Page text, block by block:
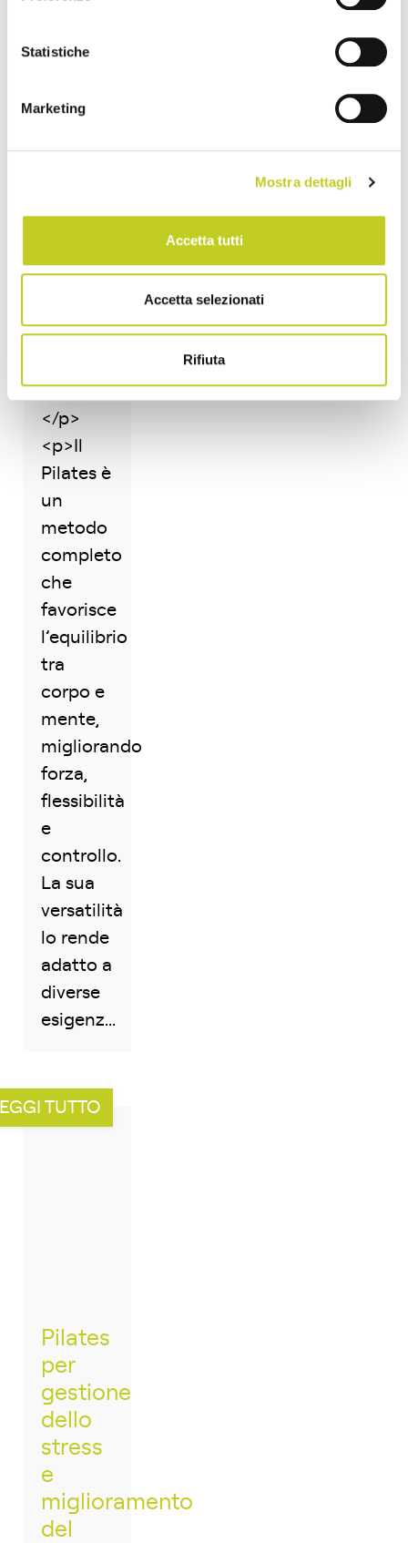
Statistiche
Marketing
Mostra dettagli
Accetta tutti
Accetta selezionati
Rifiuta
e
alleato
cuore
<em> di
Body</em>
</p>
<p>Il
Pilates è
un
metodo
completo
che
favorisce
l’equilibrio
tra
corpo e
mente,
migliorando
forza,
flessibilità
e
controllo.
La sua
versatilità
lo rende
adatto a
diverse
esigenz...
TUTTO
Pilates
per
gestione
dello
stress
e
miglioramento
del